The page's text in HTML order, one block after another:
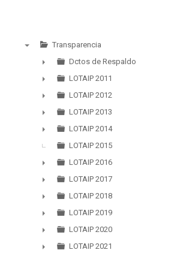
Transparencia
►
Dctos de Respaldo
►
LOTAIP 2011
►
LOTAIP 2012
►
LOTAIP 2013
►
LOTAIP 2014
LOTAIP 2015
►
LOTAIP 2016
►
LOTAIP 2017
►
LOTAIP 2018
►
LOTAIP 2019
►
LOTAIP 2020
LOTAIP 2021